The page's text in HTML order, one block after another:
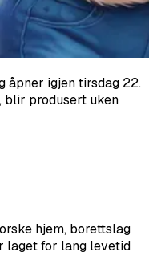
åpner igjen tirsdag 22.
blir produsert uken
hjem, borettslag
laget for lang levetid